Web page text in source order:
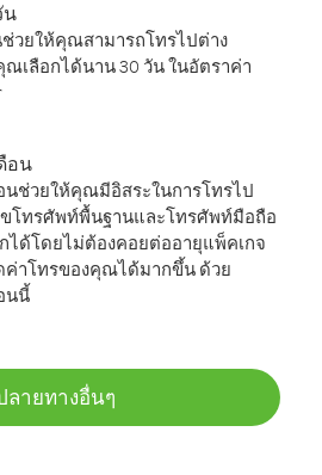
น
ช่วยให้คุณสามารถโทรไปต่าง
เลือกได้นาน 30 วัน ในอัตราค่า
อน
นช่วยให้คุณมีอิสระในการโทรไป
ขโทรศัพท์พื้นฐานและโทรศัพท์มือถือ
ได้โดยไม่ต้องคอยต่ออายุแพ็คเกจ
าโทรของคุณได้มากขึ้น ด้วย
นนี้
ลายทางอื่นๆ